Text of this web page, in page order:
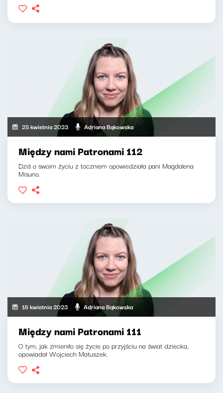
25 kwietnia 2023 Adriana Bąkowska
Między nami Patronami 112
Dziś o swoim życiu z toczniem opowiedziała pani Magdalena
Misuno.
18 kwietnia 2023 Adriana Bąkowska
Między nami Patronami 111
O tym, jak zmieniło się życie po przyjściu na świat dziecka,
opowiadał Wojciech Matuszek.